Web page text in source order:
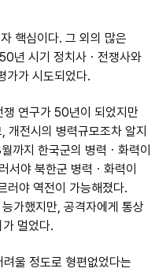
핵심이다. 그 외의 많은
년 시기 정치사ㆍ전쟁사와
가가 시도되었다.
쟁 연구가 50년이 되었지만
개전시의 병력규모조차 알지
까지 한국군의 병력ㆍ화력이
야 북한군 병력ㆍ화력이
러야 역전이 가능해졌다.
가했지만, 공격자에게 통상
멀었다.
울 정도로 형편없었다는